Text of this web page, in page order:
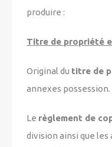
produire :
Titre de propriété
Original du titre de
annexes possession.
Le règlement de
division ainsi que les